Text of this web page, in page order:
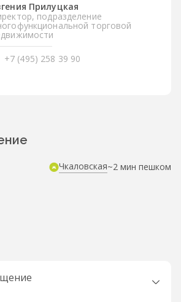
Прилуцкая
подразделение
торговой
+7 (495) 258 39 90
Чкаловская~2 мин пешком